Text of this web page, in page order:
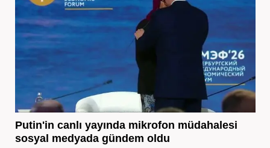
Putin'in canlı yayında mikrofon müdahalesi
sosyal medyada gündem oldu